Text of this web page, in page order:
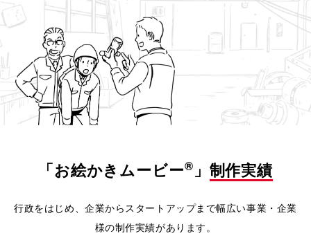
「お絵かきムービー® 」 制作実績
行政をはじめ、企業からスタートアップまで幅広い事業・企業
様の制作実績があります。